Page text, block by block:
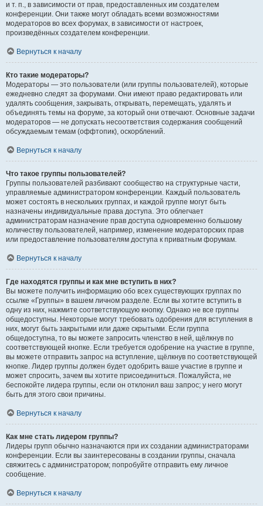
и т. п., в зависимости от прав, предоставленных им создателем
конференции. Они также могут обладать всеми возможностями
модераторов во всех форумах, в зависимости от настроек,
произведённых создателем конференции.
Вернуться к началу
Кто такие модераторы?
Модераторы — это пользователи (или группы пользователей), которые
ежедневно следят за форумами. Они имеют право редактировать или
удалять сообщения, закрывать, открывать, перемещать, удалять и
объединять темы на форуме, за который они отвечают. Основные задачи
модераторов — не допускать несоответствия содержания сообщений
обсуждаемым темам (оффтопик), оскорблений.
Вернуться к началу
Что такое группы пользователей?
Группы пользователей разбивают сообщество на структурные части,
управляемые администратором конференции. Каждый пользователь
может состоять в нескольких группах, и каждой группе могут быть
назначены индивидуальные права доступа. Это облегчает
администраторам назначение прав доступа одновременно большому
количеству пользователей, например, изменение модераторских прав
или предоставление пользователям доступа к приватным форумам.
Вернуться к началу
Где находятся группы и как мне вступить в них?
Вы можете получить информацию обо всех существующих группах по
ссылке «Группы» в вашем личном разделе. Если вы хотите вступить в
одну из них, нажмите соответствующую кнопку. Однако не все группы
общедоступны. Некоторые могут требовать одобрения для вступления в
них, могут быть закрытыми или даже скрытыми. Если группа
общедоступна, то вы можете запросить членство в ней, щёлкнув по
соответствующей кнопке. Если требуется одобрение на участие в группе,
вы можете отправить запрос на вступление, щёлкнув по соответствующей
кнопке. Лидер группы должен будет одобрить ваше участие в группе и
может спросить, зачем вы хотите присоединиться. Пожалуйста, не
беспокойте лидера группы, если он отклонил ваш запрос; у него могут
быть для этого свои причины.
Вернуться к началу
Как мне стать лидером группы?
Лидеры групп обычно назначаются при их создании администраторами
конференции. Если вы заинтересованы в создании группы, сначала
свяжитесь с администратором; попробуйте отправить ему личное
сообщение.
Вернуться к началу